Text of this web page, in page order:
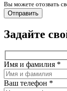
Вы можете отозвать
Задайте
Имя и фамилия *
Ваш телефон *